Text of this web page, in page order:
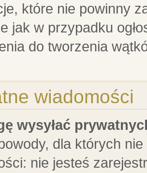
które nie powinny
jak w przypadku
do tworzenia
wiadomości
wysyłać
dla których
nie jesteś